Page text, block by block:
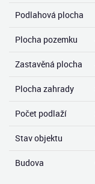
Podlahová plocha
Plocha pozemku
Zastavěná plocha
Plocha zahrady
Počet podlaží
Stav objektu
Budova